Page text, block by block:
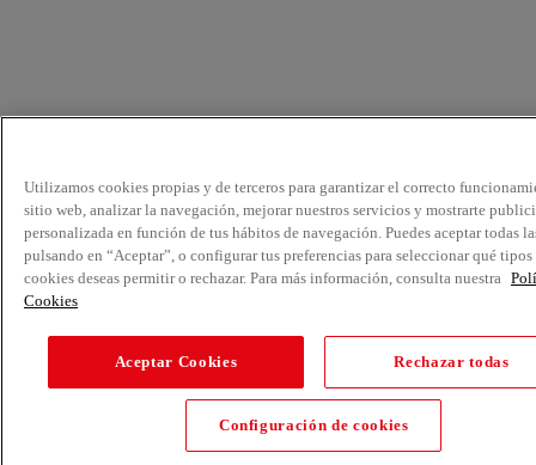
Utilizamos cookies propias y de terceros para garantizar el correcto
sitio web, analizar la navegación, mejorar nuestros servicios y mostrarte
personalizada en función de tus hábitos de navegación. Puedes aceptar todas
pulsando en “Aceptar”, o configurar tus preferencias para seleccionar qué tipos
cookies deseas permitir o rechazar. Para más información, consulta nuestra
Cookies
Aceptar Cookies Rechazar todas
Configuración de cookies